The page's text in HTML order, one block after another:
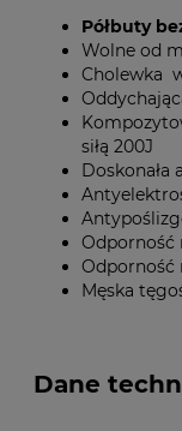
Półbuty
Wolne od
Cholewka
siłą 200J
Doskonała
Odporność
Odporność
Męska
Dane